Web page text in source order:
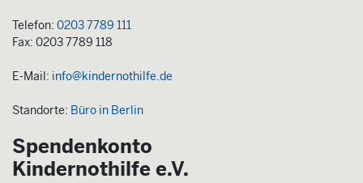
Telefon: 0203 7789 111
Fax: 0203 7789 118
E-Mail: info@kindernothilfe.de
Standorte: Büro in Berlin
Spendenkonto
Kindernothilfe e.V.